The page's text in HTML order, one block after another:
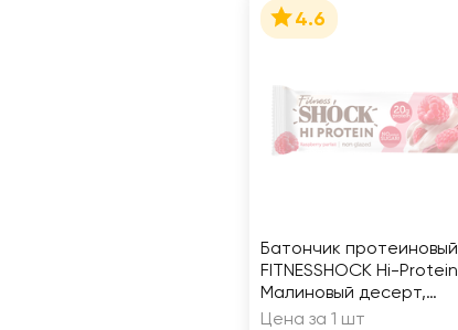
4.6
Батончик протеиновый
FITNESSHOCK Hi-Protein
Малиновый десерт,
неглазированный
Цена за 1 шт